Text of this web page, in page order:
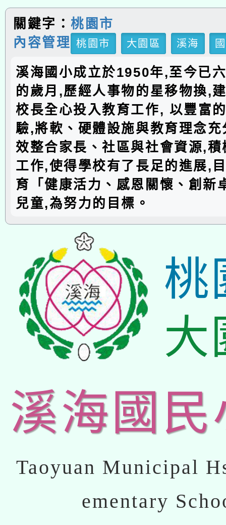
關鍵字：桃園市
內容管理
桃園市 大園區 溪海
溪海國小成立於1950年,至今已
的歲月,歷經人事物的星移物換,
校長全心投入教育工作, 以豐富
驗,將軟、硬體設施與教育理念
效整合家長、社區與社會資源,
工作,使得學校有了長足的進展,
育「健康活力、感恩關懷、創新
兒童,為努力的目標。
桃
大
溪海國民
Taoyuan Municipal
ementary